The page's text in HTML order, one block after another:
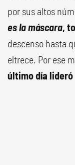
por sus altos
es la máscara,
descenso hasta
eltrece. Por ese
último día